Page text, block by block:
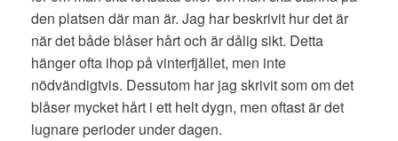
den platsen där man är. Jag har beskrivit hur det är
när det både blåser hårt och är dålig sikt. Detta
hänger ofta ihop på vinterfjället, men inte
nödvändigtvis. Dessutom har jag skrivit som om det
blåser mycket hårt i ett helt dygn, men oftast är det
lugnare perioder under dagen.